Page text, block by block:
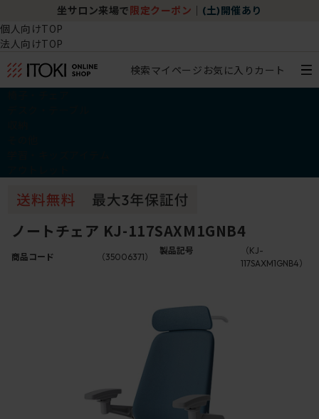
坐サロン来場で 限定クーポン (土)開催あり
個人向けTOP
法人向けTOP
検索マイページ お気に入り カート
ノートチェア KJ-117SAXM1GNB4
商品コード （35006371）
製品記号
（KJ-
117SAXM1GNB4）